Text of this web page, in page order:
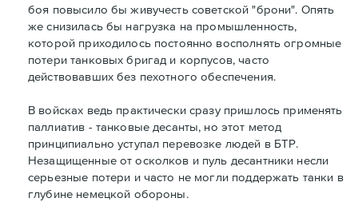
боя повысило бы живучесть советской "брони". Опять
же снизилась бы нагрузка на промышленность,
которой приходилось постоянно восполнять огромные
потери танковых бригад и корпусов, часто
действовавших без пехотного обеспечения.
В войсках ведь практически сразу пришлось применять
паллиатив - танковые десанты, но этот метод
принципиально уступал перевозке людей в БТР.
Незащищенные от осколков и пуль десантники несли
серьезные потери и часто не могли поддержать танки в
глубине немецкой обороны.